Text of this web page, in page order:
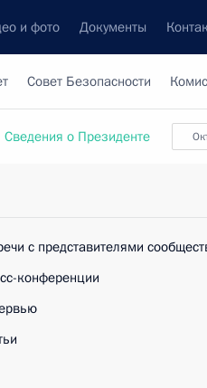
и фото Документы
Совет Безопасности
Сведения о Президенте
с представителями
конференции